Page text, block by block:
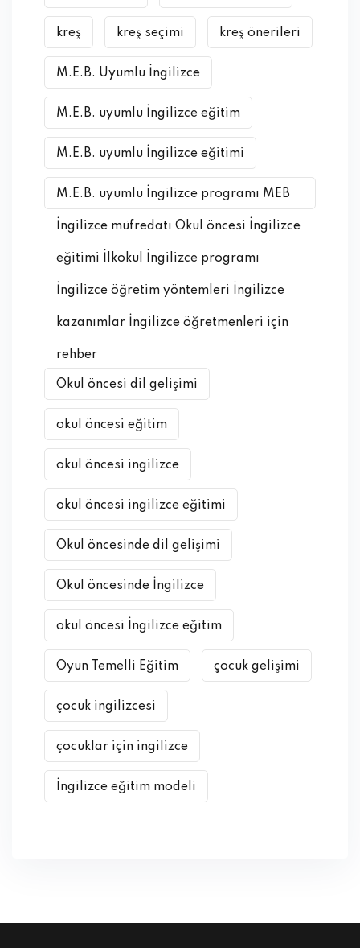
kreş kreş seçimi kreş önerileri
M.E.B. Uyumlu İngilizce
M.E.B. uyumlu İngilizce eğitim
M.E.B. uyumlu İngilizce eğitimi
M.E.B. uyumlu İngilizce programı MEB
İngilizce müfredatı Okul öncesi İngilizce
eğitimi İlkokul İngilizce programı
İngilizce öğretim yöntemleri İngilizce
kazanımlar İngilizce öğretmenleri için
rehber
Okul öncesi dil gelişimi
okul öncesi eğitim
okul öncesi ingilizce
okul öncesi ingilizce eğitimi
Okul öncesinde dil gelişimi
Okul öncesinde İngilizce
okul öncesi İngilizce eğitim
Oyun Temelli Eğitim çocuk gelişimi
çocuk ingilizcesi
çocuklar için ingilizce
İngilizce eğitim modeli